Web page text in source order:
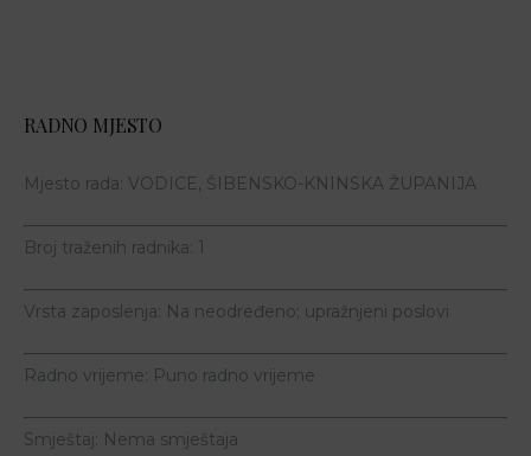
RADNO MJESTO
Mjesto rada: VODICE, ŠIBENSKO-KNINSKA ŽUPANIJA
Broj traženih radnika: 1
Vrsta zaposlenja: Na neodređeno; upražnjeni poslovi
Radno vrijeme: Puno radno vrijeme
Smještaj: Nema smještaja